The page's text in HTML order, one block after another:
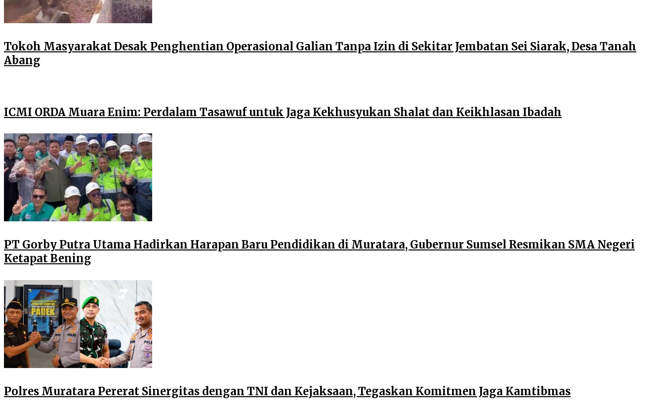
Tokoh Masyarakat Desak Penghentian Operasional Galian Tanpa Izin di Sekitar Jembatan Sei Siarak, Desa Tanah
Abang
ICMI ORDA Muara Enim: Perdalam Tasawuf untuk Jaga Kekhusyukan Shalat dan Keikhlasan Ibadah
PT Gorby Putra Utama Hadirkan Harapan Baru Pendidikan di Muratara, Gubernur Sumsel Resmikan SMA Negeri
Ketapat Bening
Polres Muratara Pererat Sinergitas dengan TNI dan Kejaksaan, Tegaskan Komitmen Jaga Kamtibmas